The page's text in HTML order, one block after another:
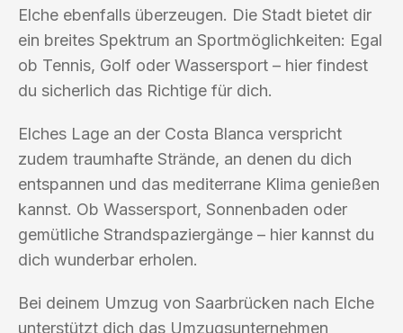
Elche ebenfalls überzeugen. Die Stadt bietet dir
ein breites Spektrum an Sportmöglichkeiten: Egal
ob Tennis, Golf oder Wassersport – hier findest
du sicherlich das Richtige für dich.
Elches Lage an der Costa Blanca verspricht
zudem traumhafte Strände, an denen du dich
entspannen und das mediterrane Klima genießen
kannst. Ob Wassersport, Sonnenbaden oder
gemütliche Strandspaziergänge – hier kannst du
dich wunderbar erholen.
Bei deinem Umzug von Saarbrücken nach Elche
unterstützt dich das Umzugsunternehmen